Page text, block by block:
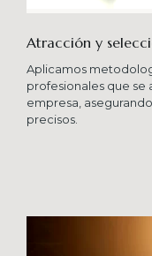
Atracción y
Aplicamos
profesionales que se
empresa,
precisos.